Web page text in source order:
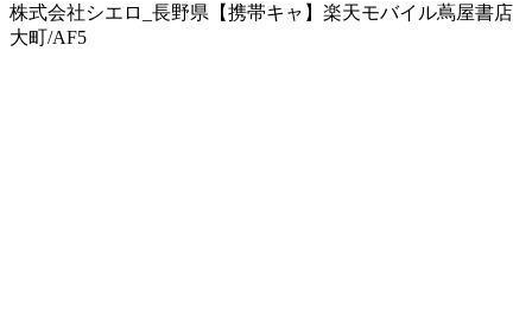
株式会社シエロ_長野県【携帯キャ】楽天モバイル蔦屋書店
大町/AF5